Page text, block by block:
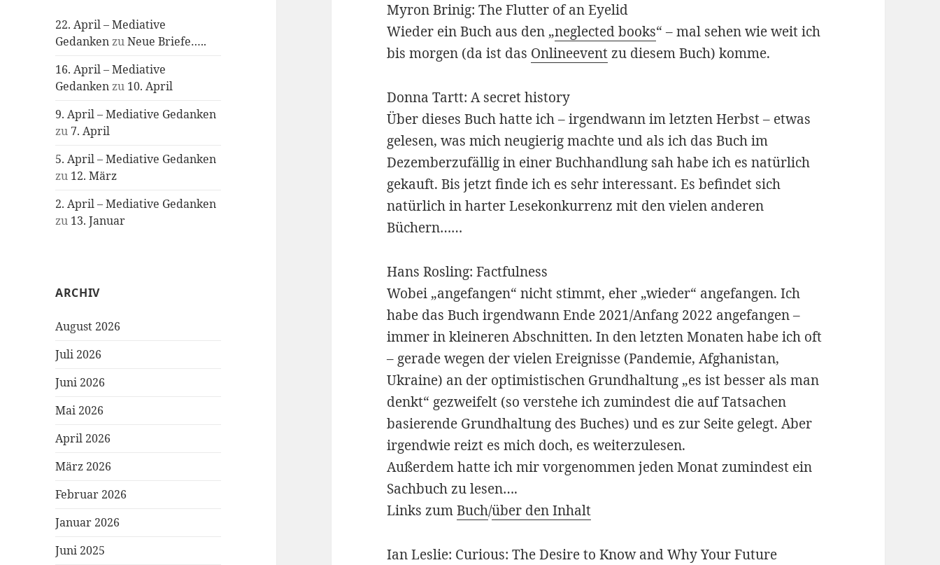
22. April – Mediative
GedankenzuNeue Briefe…..
16. April – Mediative
Gedankenzu 10. April
9. April – Mediative Gedanken
zu 7. April
5. April – Mediative Gedanken
zu 12. März
2. April – Mediative Gedanken
zu 13. Januar
ARCHIV
August 2026
Juli 2026
Juni 2026
Mai 2026
April 2026
März 2026
Februar 2026
Januar 2026
Juni 2025
Myron Brinig: The Flutter of an Eyelid
Wieder ein Buch aus den „neglected books“ – mal sehen wie weit ich
bis morgen (da ist das Onlineeventzu diesem Buch) komme.
Donna Tartt: A secret history
Über dieses Buch hatte ich – irgendwann im letzten Herbst – etwas
gelesen, was mich neugierig machte und als ich das Buch im
Dezemberzufällig in einer Buchhandlung sah habe ich es natürlich
gekauft. Bis jetzt finde ich es sehr interessant. Es befindet sich
natürlich in harter Lesekonkurrenz mit den vielen anderen
Büchern……
Hans Rosling: Factfulness
Wobei „angefangen“ nicht stimmt, eher „wieder“ angefangen. Ich
habe das Buch irgendwann Ende 2021/Anfang 2022 angefangen –
immer in kleineren Abschnitten. In den letzten Monaten habe ich oft
– gerade wegen der vielen Ereignisse (Pandemie, Afghanistan,
Ukraine) an der optimistischen Grundhaltung „es ist besser als man
denkt“ gezweifelt (so verstehe ich zumindest die auf Tatsachen
basierende Grundhaltung des Buches) und es zur Seite gelegt. Aber
irgendwie reizt es mich doch, es weiterzulesen.
Außerdem hatte ich mir vorgenommen jeden Monat zumindest ein
Sachbuch zu lesen….
Links zumBuch/über den Inhalt
Ian Leslie: Curious: The Desire to Know and Why Your Future